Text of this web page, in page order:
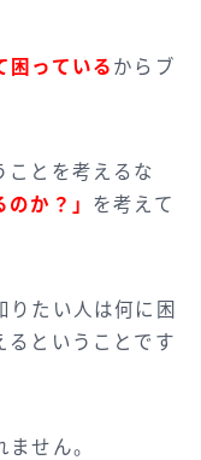
困っている からブ
ことを考えるな
か？」 を考えて
りたい人は何に困
るということです
せん。